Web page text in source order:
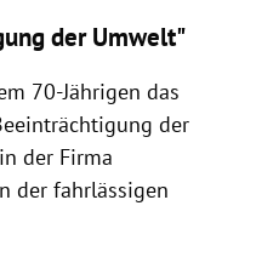
der Umwelt"
70-Jährigen das
der
der Firma
der fahrlässigen